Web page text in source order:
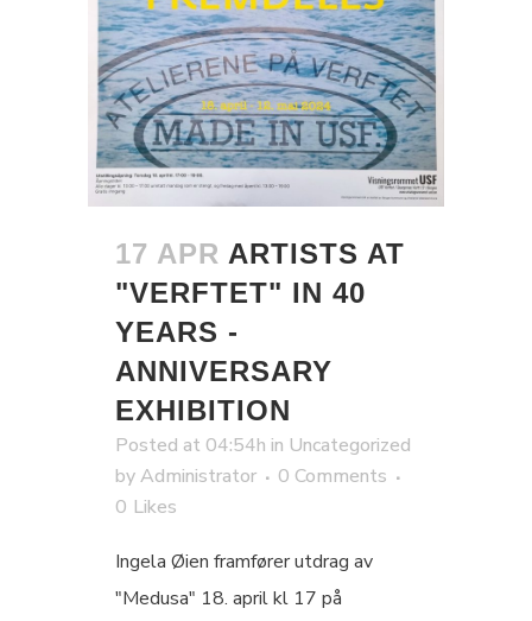
17 APR ARTISTS AT
"VERFTET" IN 40
YEARS -
ANNIVERSARY
EXHIBITION
Posted at 04:54h in Uncategorized
byAdministrator
0 Comments
0 Likes
Ingela Øien framfører utdrag av
"Medusa" 18. april kl 17 på